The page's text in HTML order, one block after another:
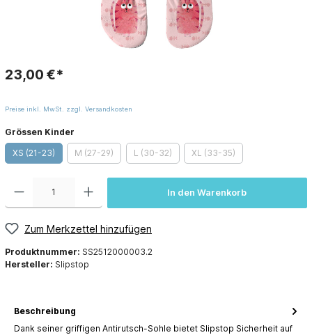
23,00 €*
Preise inkl. MwSt. zzgl. Versandkosten
Grössen Kinder
XS (21-23) M (27-29) L (30-32) XL (33-35)
In den Warenkorb
Zum Merkzettel hinzufügen
Produktnummer: SS2512000003.2
Hersteller: Slipstop
Beschreibung
Dank seiner griffigen Antirutsch-Sohle bietet Slipstop Sicherheit auf